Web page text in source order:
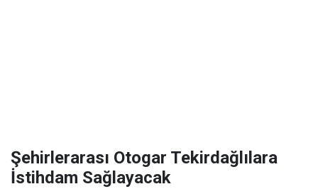
Şehirlerarası Otogar Tekirdağlılara
İstihdam Sağlayacak